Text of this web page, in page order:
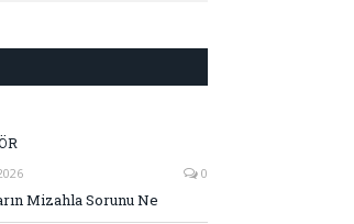
0
Mizahla Sorunu Ne